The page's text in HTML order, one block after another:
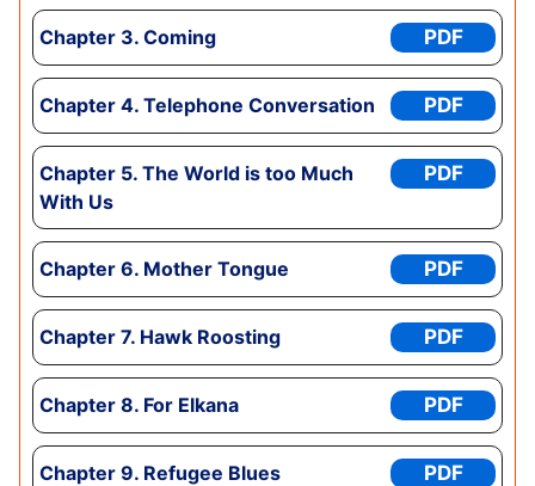
Chapter 3. Coming PDF
Chapter 4. Telephone Conversation PDF
Chapter 5. The World is too Much
With Us
PDF
Chapter 6. Mother Tongue PDF
Chapter 7. Hawk Roosting PDF
Chapter 8. For Elkana PDF
Chapter 9. Refugee Blues PDF